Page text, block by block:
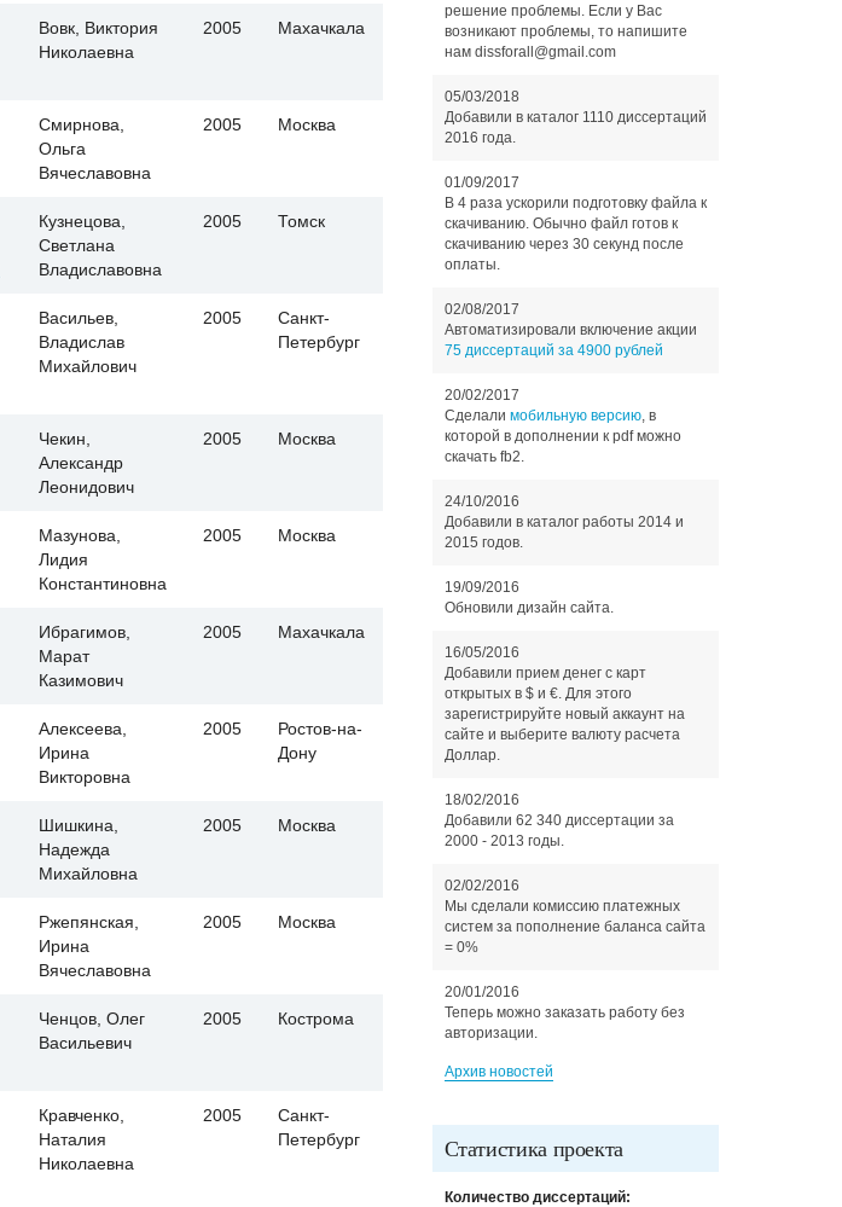
Вовк, Виктория
Николаевна
2005 Махачкала
Смирнова,
Ольга
Вячеславовна
2005 Москва
Кузнецова,
Светлана
Владиславовна
2005 Томск
Васильев,
Владислав
Михайлович
2005
Санкт-
Петербург
Чекин,
Александр
Леонидович
2005 Москва
Мазунова,
Лидия
Константиновна
2005 Москва
Ибрагимов,
Марат
Казимович
2005 Махачкала
Алексеева,
Ирина
Викторовна
2005
Ростов-на-
Дону
Шишкина,
Надежда
Михайловна
2005 Москва
Ржепянская,
Ирина
Вячеславовна
2005 Москва
Ченцов, Олег
Васильевич
2005 Кострома
Кравченко,
Наталия
Николаевна
2005
Санкт-
Петербург
решение проблемы. Если у Вас
возникают проблемы, то напишите
нам dissforall@gmail.com
05/03/2018
Добавили в каталог 1110 диссертаций
2016 года.
01/09/2017
В 4 раза ускорили подготовку файла к
скачиванию. Обычно файл готов к
скачиванию через 30 секунд после
оплаты.
02/08/2017
Автоматизировали включение акции
75 диссертаций за 4900 рублей
20/02/2017
Сделали мобильную версию, в
которой в дополнении к pdf можно
скачать fb2.
24/10/2016
Добавили в каталог работы 2014 и
2015 годов.
19/09/2016
Обновили дизайн сайта.
16/05/2016
Добавили прием денег с карт
открытых в $ и €. Для этого
зарегистрируйте новый аккаунт на
сайте и выберите валюту расчета
Доллар.
18/02/2016
Добавили 62 340 диссертации за
2000 - 2013 годы.
02/02/2016
Мы сделали комиссию платежных
систем за пополнение баланса сайта
= 0%
20/01/2016
Теперь можно заказать работу без
авторизации.
Архив новостей
Статистика проекта
Количество диссертаций: